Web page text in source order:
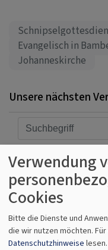
Evangelisch in
Johanneskirche
Unsere nächsten
Erweiterter
Fr, 7.8. 9:30 Uhr
Gottesdienst
Pfrin. Wittmann-Schlechtweg
Verwendung
Cookies
Bitte die Dienste und
die wir nutzen möchten.
Datenschutzhinweise lesen.